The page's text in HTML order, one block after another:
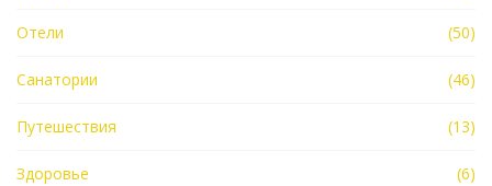
Отели (50)
Санатории (46)
Путешествия (13)
Здоровье (6)